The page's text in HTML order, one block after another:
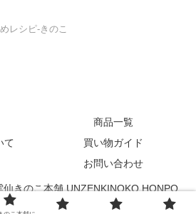
レシピ-きのこ
商品一覧
て
買い物ガイド
お問い合わせ
きのこ本舗 UNZENKINOKO HONPO
Rights Reserved.